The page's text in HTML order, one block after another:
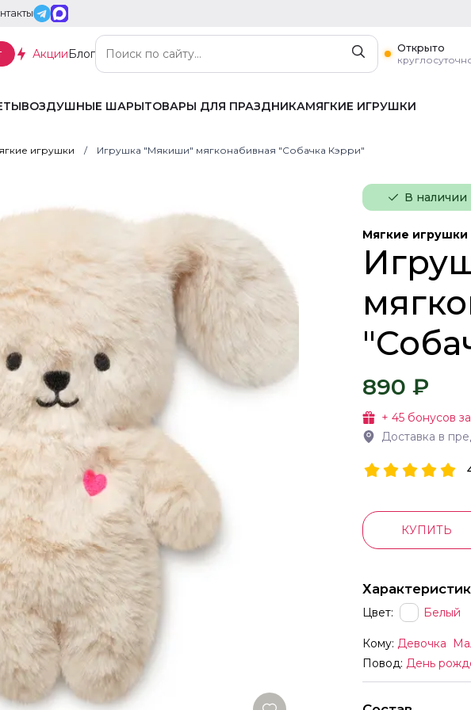
АкцииБлог
Открыто
ВОЗДУШНЫЕ ШАРЫТОВАРЫ ДЛЯ ПРАЗДНИКАМЯГКИЕ ИГРУШКИ
игрушки Игрушка "Мякиши" мягконабивная "Собачка Кэрри"
В наличии
Мягкие игрушки
890 ₽
+ 45 бонусов
Доставка в
КУПИТЬ
Цвет: Белый
Кому: Девочка
Повод: День